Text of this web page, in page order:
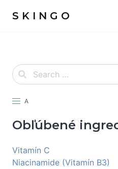
S K I N G O
A
Obľúbené
Vitamín C
Niacinamide (Vitamín B3)